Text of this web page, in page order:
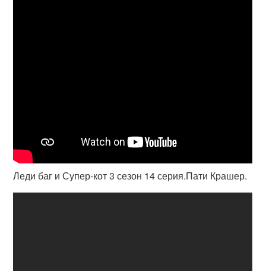
Леди баг и Супер-кот 3 сезон 14 серия.Пати Крашер.